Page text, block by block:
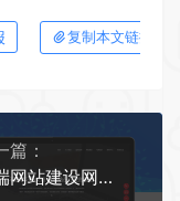
复制本文链接
篇：
高端网站建设网站模板